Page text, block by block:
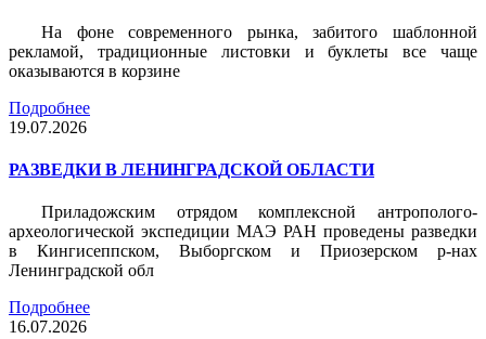
На фоне современного рынка, забитого шаблонной
рекламой, традиционные листовки и буклеты все чаще
оказываются в корзине
Подробнее
19.07.2026
РАЗВЕДКИ В ЛЕНИНГРАДСКОЙ ОБЛАСТИ
Приладожским отрядом комплексной антрополого-
археологической экспедиции МАЭ РАН проведены разведки
в Кингисеппском, Выборгском и Приозерском р-нах
Ленинградской обл
Подробнее
16.07.2026